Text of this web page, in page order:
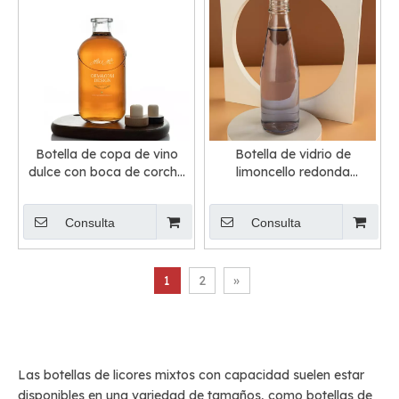
Botella de copa de vino
dulce con boca de corcho
Consulta
Botella de vidrio de
limoncello redonda
Consulta
1 2 »
Las botellas de licores mixtos con capacidad suelen estar
disponibles en una variedad de tamaños, como botellas de